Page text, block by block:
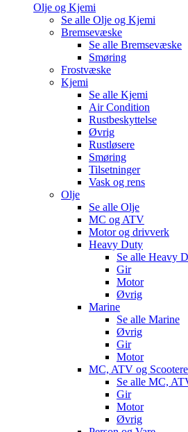
Olje og Kjemi
Se alle Olje og Kjemi
Bremsevæske
Se alle Bremsevæske
Smøring
Frostvæske
Kjemi
Se alle Kjemi
Air Condition
Rustbeskyttelse
Øvrig
Rustløsere
Smøring
Tilsetninger
Vask og rens
Olje
Se alle Olje
MC og ATV
Motor og drivverk
Heavy Duty
Se alle Heavy
Gir
Motor
Øvrig
Marine
Se alle Marine
Øvrig
Gir
Motor
MC, ATV og Scootere
Se alle MC,
Gir
Motor
Øvrig